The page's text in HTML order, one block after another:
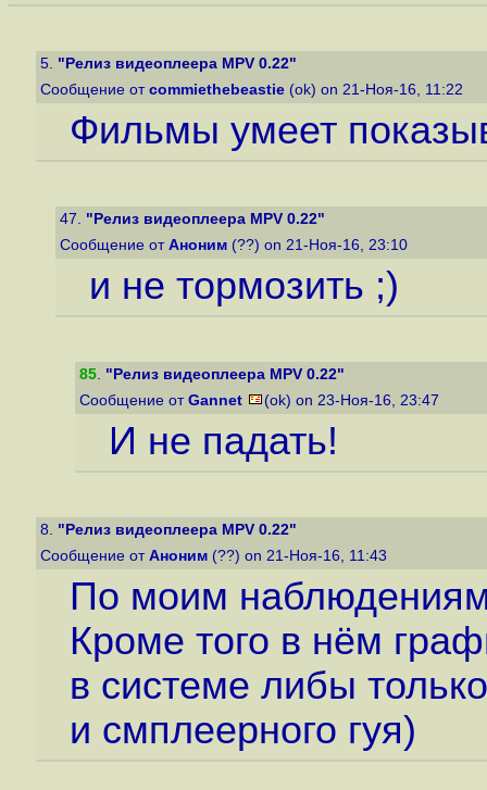
5. "Релиз видеоплеера MPV 0.22"
Сообщение от commiethebeastie (ok) on 21-Ноя-16, 11:22
Фильмы умеет
47. "Релиз видеоплеера MPV 0.22"
Сообщение от Аноним (??) on 21-Ноя-16, 23:10
и не тормозить ;)
85. "Релиз видеоплеера MPV 0.22"
Сообщение от Gannet (ok) on 23-Ноя-16, 23:47
И не падать!
8. "Релиз видеоплеера MPV 0.22"
Сообщение от Аноним (??) on 21-Ноя-16, 11:43
По моим
Кроме того в нём
в системе либы
и смплеерного гуя)